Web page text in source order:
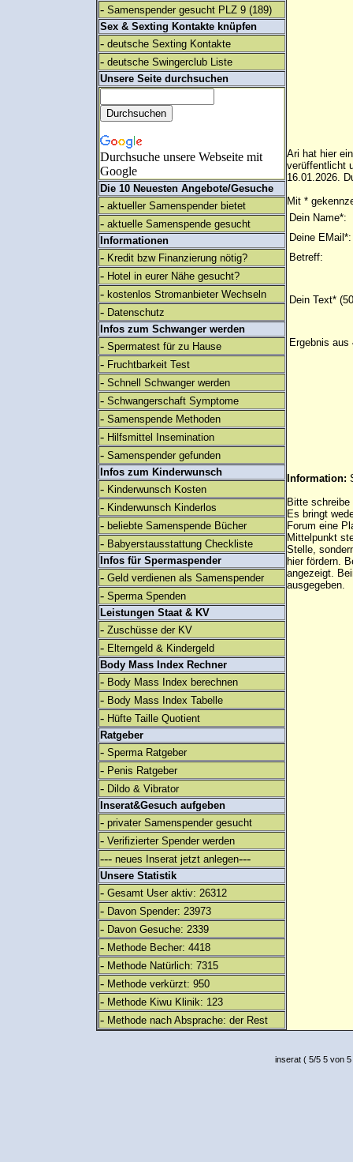
- Samenspender gesucht PLZ 9 (189)
Sex & Sexting Kontakte knüpfen
- deutsche Sexting Kontakte
- deutsche Swingerclub Liste
Unsere Seite durchsuchen
Durchsuche unsere Webseite mit
Google
Die 10 Neuesten Angebote/Gesuche
- aktueller Samenspender bietet
- aktuelle Samenspende gesucht
Informationen
- Kredit bzw Finanzierung nötig?
- Hotel in eurer Nähe gesucht?
- kostenlos Stromanbieter Wechseln
- Datenschutz
Infos zum Schwanger werden
- Spermatest für zu Hause
- Fruchtbarkeit Test
- Schnell Schwanger werden
- Schwangerschaft Symptome
- Samenspende Methoden
- Hilfsmittel Insemination
- Samenspender gefunden
Infos zum Kinderwunsch
- Kinderwunsch Kosten
- Kinderwunsch Kinderlos
- beliebte Samenspende Bücher
- Babyerstausstattung Checkliste
Infos für Spermaspender
- Geld verdienen als Samenspender
- Sperma Spenden
Leistungen Staat & KV
- Zuschüsse der KV
- Elterngeld & Kindergeld
Body Mass Index Rechner
- Body Mass Index berechnen
- Body Mass Index Tabelle
- Hüfte Taille Quotient
Ratgeber
- Sperma Ratgeber
- Penis Ratgeber
- Dildo & Vibrator
Inserat&Gesuch aufgeben
- privater Samenspender gesucht
- Verifizierter Spender werden
--- neues Inserat jetzt anlegen---
Unsere Statistik
- Gesamt User aktiv: 26312
- Davon Spender: 23973
- Davon Gesuche: 2339
- Methode Becher: 4418
- Methode Natürlich: 7315
- Methode verkürzt: 950
- Methode Kiwu Klinik: 123
- Methode nach Absprache: der Rest
Ari hat hier
verüffentlicht
16.01.2026.
Mit *
Dein Name*:
Deine EMail*:
Betreff:
Dein Text*
Ergebnis aus
Information:
Bitte
Es bringt
Forum eine
Mittelpunkt
Stelle,
hier fördern.
angezeigt.
ausgegeben.
inserat( 5/5 5 von 5